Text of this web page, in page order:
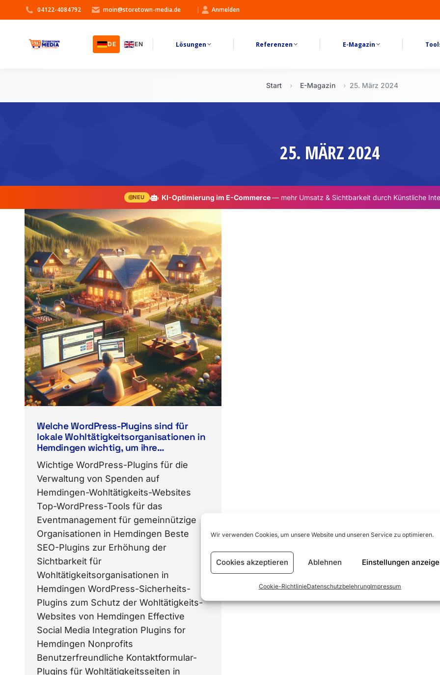
Wir verwenden Cookies, um unsere Website und unseren Service zu optimieren.
Cookies akzeptieren Ablehnen Einstellungen
Cookie-RichtlinieDatenschutzbelehrungImpressum
04122-4084792 moin@storetown-media.de | Anmelden
DE EN Lösungen Referenzen E-Magazin
Start › E-Magazin › 25. März 2024
NEU KI-Optimierung im E-Commerce— mehr Umsatz & Sichtbarkeit durch Künstliche
25. MÄRZ 2024
Welche WordPress-Plugins sind für
lokale Wohltätigkeitsorganisationen in
Hemdingen wichtig, um ihre
Spendenaktionen und Kampagnen
online effektiv zu verwalten?
Wichtige WordPress-Plugins für die
Verwaltung von Spenden auf
Hemdingen-Wohltätigkeits-Websites
Top-WordPress-Tools für das
Eventmanagement für gemeinnützige
Organisationen in Hemdingen Beste
SEO-Plugins zur Erhöhung der
Sichtbarkeit für
Wohltätigkeitsorganisationen in
Hemdingen WordPress-Sicherheits-
Plugins zum Schutz der Wohltätigkeits-
Websites von Hemdingen Effective
Social Media Integration Plugins for
Hemdingen Nonprofits
Benutzerfreundliche Kontaktformular-
Plugins für Wohltätigkeitsseiten in